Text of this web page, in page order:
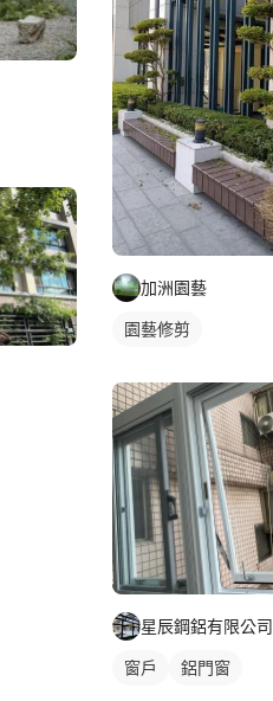
加洲園藝
園藝修剪
星辰鋼鋁有限公司
窗戶 鋁門窗